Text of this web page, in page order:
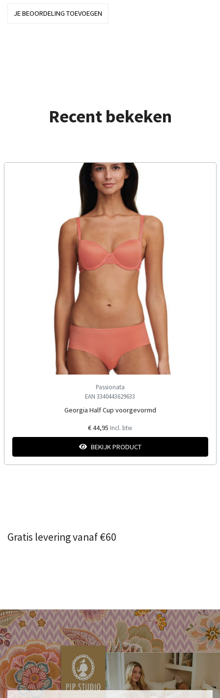
JE BEOORDELING TOEVOEGEN
Recent bekeken
Passionata
EAN 3340443629633
Georgia Half Cup voorgevormd
€ 44,95 Incl. btw
BEKIJK PRODUCT
Gratis levering vanaf €60